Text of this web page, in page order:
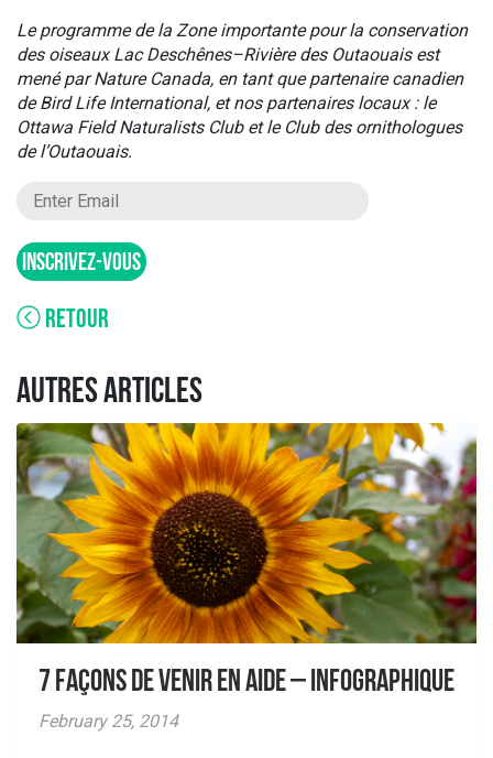
Le programme de la Zone importante pour la conservation
des oiseaux Lac Deschênes–Rivière des Outaouais est
mené par Nature Canada, en tant que partenaire canadien
de Bird Life International, et nos partenaires locaux : le
Ottawa Field Naturalists Club et le Club des ornithologues
de l’Outaouais.
INSCRIVEZ-VOUS
RETOUR
AUTRES ARTICLES
7 façons de venir en aide – Infographique
February 25, 2014